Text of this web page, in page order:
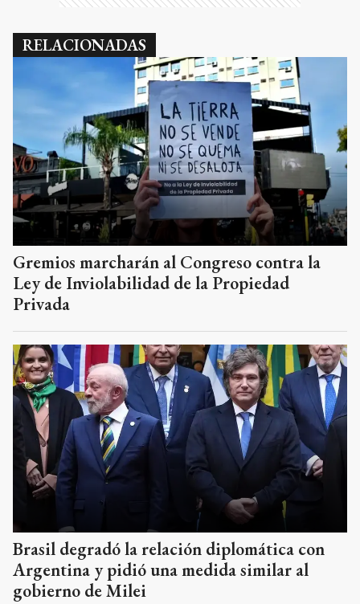
RELACIONADAS
Gremios marcharán al Congreso contra la
Ley de Inviolabilidad de la Propiedad
Privada
Brasil degradó la relación diplomática con
Argentina y pidió una medida similar al
gobierno de Milei